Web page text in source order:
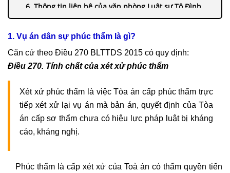
6. Thông tin liên hệ của văn phòng Luật sư Tô Đình
Huy
1. Vụ án dân sự phúc thẩm là gì?
Căn cứ theo Điều 270 BLTTDS 2015 có quy định:
Điều 270. Tính chất của xét xử phúc thẩm
Xét xử phúc thẩm là việc Tòa án cấp phúc thẩm trực
tiếp xét xử lại vụ án mà bản án, quyết định của Tòa
án cấp sơ thẩm chưa có hiệu lực pháp luật bị kháng
cáo, kháng nghị.
Phúc thẩm là cấp xét xử của Toà án có thẩm quyền tiến